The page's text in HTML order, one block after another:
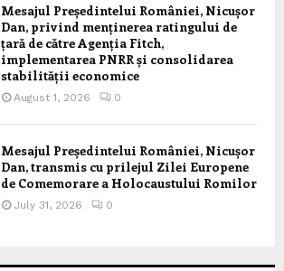
Mesajul Președintelui României, Nicușor
Dan, privind menținerea ratingului de
țară de către Agenția Fitch,
implementarea PNRR și consolidarea
stabilității economice
August 1, 2026 0
Mesajul Președintelui României, Nicușor
Dan, transmis cu prilejul Zilei Europene
de Comemorare a Holocaustului Romilor
July 31, 2026 0